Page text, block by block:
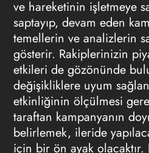
ve hareketinin işletmeye
saptayıp, devam eden
temellerin ve analizlerin
gösterir. Rakiplerinizin
etkileri de gözönünde
değişikliklere uyum
etkinliğinin ölçülmesi
taraftan kampanyanın
belirlemek, ileride
için bir ön ayak olacaktır.